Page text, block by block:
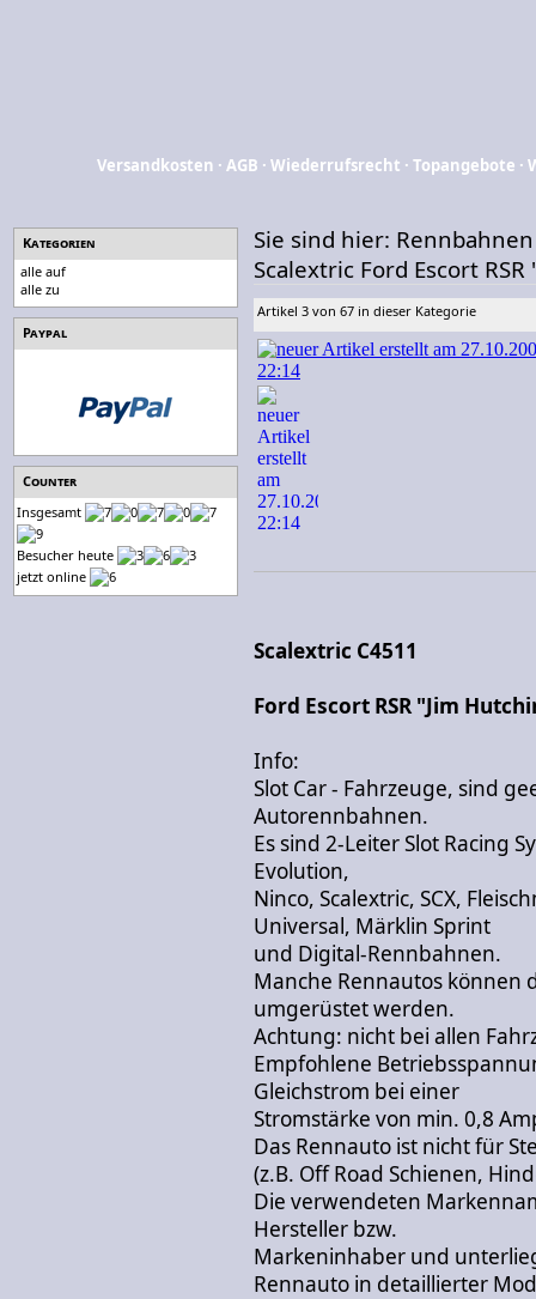
Versandkosten ·AGB ·Wiederrufsrecht ·Topangebote ·
Kategorien
alle auf
alle zu
Paypal
Counter
Insgesamt
Besucher heute
jetzt online
Sie sind hier: Rennbahnen
Scalextric Ford Escort
Artikel 3 von 67 in dieser Kategorie
Scalextric C4511
Ford Escort RSR "Jim
Info:
Slot Car - Fahrzeuge, sind
Autorennbahnen.
Es sind 2-Leiter Slot Racing
Evolution,
Ninco, Scalextric, SCX,
Universal, Märklin Sprint
und Digital-Rennbahnen.
Manche Rennautos können
umgerüstet werden.
Achtung: nicht bei allen
Empfohlene
Gleichstrom bei einer
Stromstärke von min. 0,8
Das Rennauto ist nicht für
(z.B. Off Road Schienen,
Die verwendeten
Hersteller bzw.
Markeninhaber und
Rennauto in detaillierter